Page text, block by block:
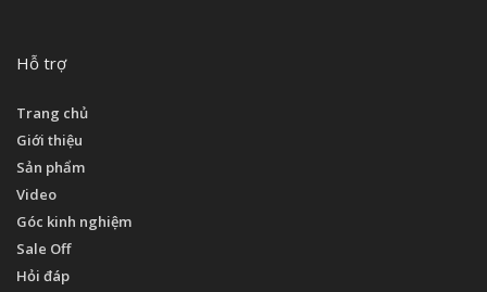
Hỗ trợ
Trang chủ
Giới thiệu
Sản phẩm
Video
Góc kinh nghiệm
Sale Off
Hỏi đáp